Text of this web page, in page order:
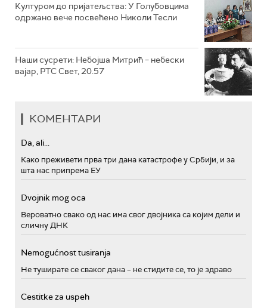
Културом до пријатељства: У Голубовцима
одржано вече посвећено Николи Тесли
Наши сусрети: Небојша Митрић – небески
вајар, РТС Свет, 20.57
КОМЕНТАРИ
Da, ali...
Како преживети прва три дана катастрофе у Србији, и за
шта нас припрема ЕУ
Dvojnik mog oca
Вероватно свако од нас има свог двојника са којим дели и
сличну ДНК
Nemogućnost tusiranja
Не туширате се сваког дана – не стидите се, то је здраво
Cestitke za uspeh